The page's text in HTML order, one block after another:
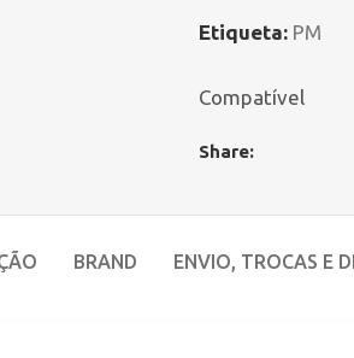
Etiqueta: PM
Compatível
Share:
BRAND ENVIO, TROCAS E